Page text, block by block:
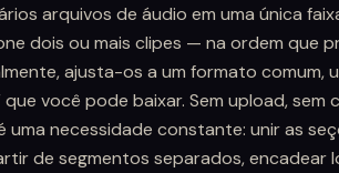
arquivos de áudio em uma única
dois ou mais clipes — na ordem que
ajusta-os a um formato comum,
você pode baixar. Sem upload, sem
uma necessidade constante: unir as
de segmentos separados, encadear